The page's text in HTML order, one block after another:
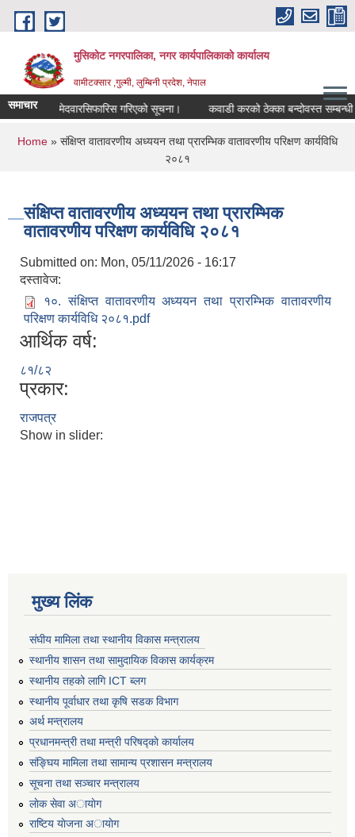
Skip to main content
मुसिकोट नगरपालिका, नगर कार्यपालिकाकाे कार्यालय
वामीटक्सार ,गुल्मी, लुम्बिनी प्रदेश, नेपाल
समाचारउम्मेदवारसिफारिस गरिएको सूचना। कवाडी करको ठेक्का बन्दोवस्त सम्बन्धी
You are here
Home » संक्षिप्त वातावरणीय अध्ययन तथा प्रारम्भिक वातावरणीय परिक्षण कार्यविधि
२०८१
संक्षिप्त वातावरणीय अध्ययन तथा प्रारम्भिक
वातावरणीय परिक्षण कार्यविधि २०८१
Submitted on: Mon, 05/11/2026 - 16:17
दस्तावेज:
१०. संक्षिप्त वातावरणीय अध्ययन तथा प्रारम्भिक वातावरणीय
परिक्षण कार्यविधि २०८१.pdf
आर्थिक वर्ष:
८१/८२
प्रकार:
राजपत्र
Show in slider:
मुख्य लिंक
संघीय मामिला तथा स्थानीय विकास मन्त्रालय
स्थानीय शासन तथा सामुदायिक विकास कार्यक्रम
स्थानीय तहको लागि ICT ब्लग
स्थानीय पूर्वाधार तथा कृषि सडक विभाग
अर्थ मन्त्रालय
प्रधानमन्त्री तथा मन्त्री परिषद्काे कार्यालय
संङ्घिय मामिला तथा सामान्य प्रशासन मन्त्रालय
सूचना तथा सञ्चार मन्त्रालय
लाेक सेवा अायाेग
राष्टिय याेजना अायाेग